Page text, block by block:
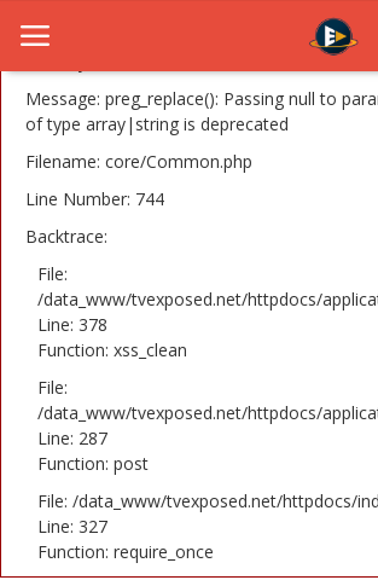
A PHP Error was encountered
Message: preg_replace(): Passing null to
of type array|string is deprecated
Filename: core/Common.php
Line Number: 744
Backtrace:
File:
/data_www/tvexposed.net/httpdocs/
Line: 378
Function: xss_clean
File:
/data_www/tvexposed.net/httpdocs/
Line: 287
Function: post
File: /data_www/tvexposed.net/httpdocs/
Line: 327
Function: require_once
Home
TV Serije
Filmovi
Glumci
Contact
Register